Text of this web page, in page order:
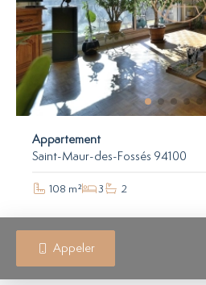
Appartement
Saint-Maur-des-Fossés 94100
108 m² 3 2
Appeler